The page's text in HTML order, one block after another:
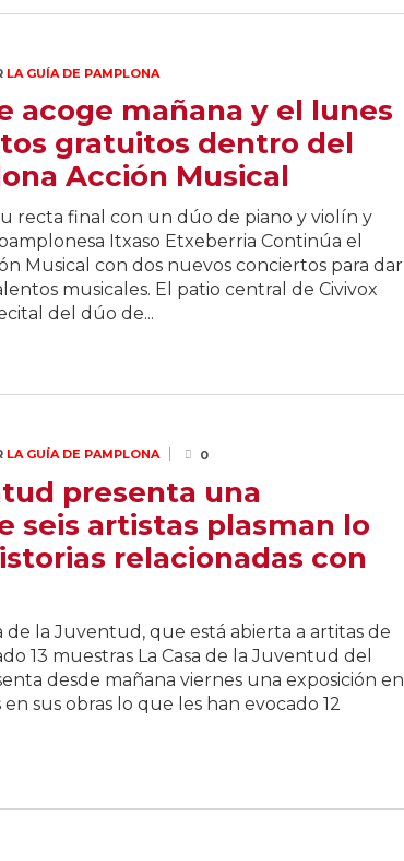
LA GUÍA DE PAMPLONA
acoge mañana y el lunes
gratuitos dentro del
Acción Musical
recta final con un dúo de piano y violín y
Itxaso Etxeberria Continúa el
Musical con dos nuevos conciertos para dar
musicales. El patio central de Civivox
del dúo de...
LA GUÍA DE PAMPLONA 0
presenta una
seis artistas plasman lo
relacionadas con
de la Juventud, que está abierta a artitas de
13 muestras La Casa de la Juventud del
desde mañana viernes una exposición en
sus obras lo que les han evocado 12